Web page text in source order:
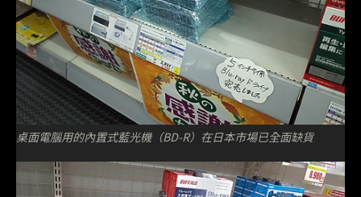
桌面電腦用的內置式藍光機（BD-R）在日本市場已全面缺貨